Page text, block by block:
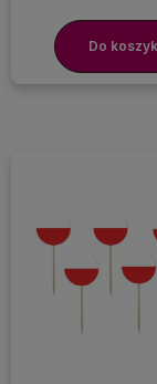
Do